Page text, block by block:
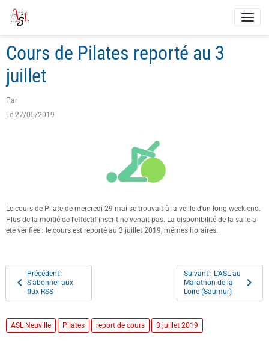
Cours de Pilates reporté au 3
juillet
Par
Le 27/05/2019
Le cours de Pilate de mercredi 29 mai se trouvait à la veille d'un long week-end.
Plus de la moitié de l'effectif inscrit ne venait pas. La disponibilité de la salle a
été vérifiée : le cours est reporté au 3 juillet 2019, mêmes horaires.
Précédent :
S'abonner aux
flux RSS
Suivant : L'ASL au
Marathon de la
Loire (Saumur)
ASL Neuville Pilates report de cours 3 juillet 2019